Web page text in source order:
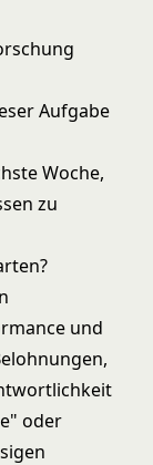
Aufgabe
Woche,
zu
und
oder